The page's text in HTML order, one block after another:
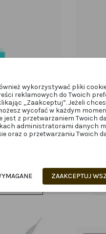
silikonowe 1 para
wykorzystywać pliki
reklamowych do Twoich
„Zaakceptuj”. Jeżeli
wycofać w każdym
jest z przetwarzaniem Twoich
administratorami danych
oraz o przetwarzaniu Twoich
ZAAKCEPTUJ